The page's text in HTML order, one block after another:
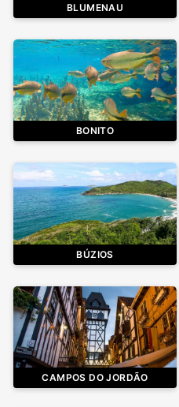
BLUMENAU
BONITO
BÚZIOS
CAMPOS DO JORDÃO